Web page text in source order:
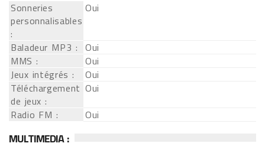
Sonneries
personnalisables
:
Oui
Baladeur MP3 : Oui
MMS :
Oui
Jeux intégrés :
Oui
Téléchargement
de jeux :
Oui
Radio FM :
Oui
MULTIMEDIA :